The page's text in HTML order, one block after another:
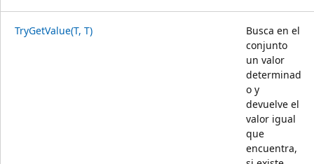
TryGetValue(T, T)
Busca en el
conjunto
un valor
determinad
o y
devuelve el
valor igual
que
encuentra,